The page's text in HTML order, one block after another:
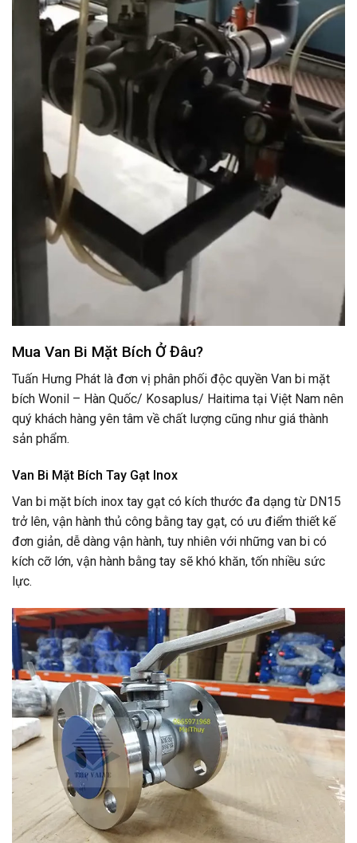
Mua Van Bi Mặt Bích Ở Đâu?
Tuấn Hưng Phát là đơn vị phân phối độc quyền Van bi mặt
bích Wonil – Hàn Quốc/ Kosaplus/ Haitima tại Việt Nam nên
quý khách hàng yên tâm về chất lượng cũng như giá thành
sản phẩm.
Van Bi Mặt Bích Tay Gạt Inox
Van bi mặt bích inox tay gạt có kích thước đa dạng từ DN15
trở lên, vận hành thủ công bằng tay gạt, có ưu điểm thiết kế
đơn giản, dễ dàng vận hành, tuy nhiên với những van bi có
kích cỡ lớn, vận hành bằng tay sẽ khó khăn, tốn nhiều sức
lực.